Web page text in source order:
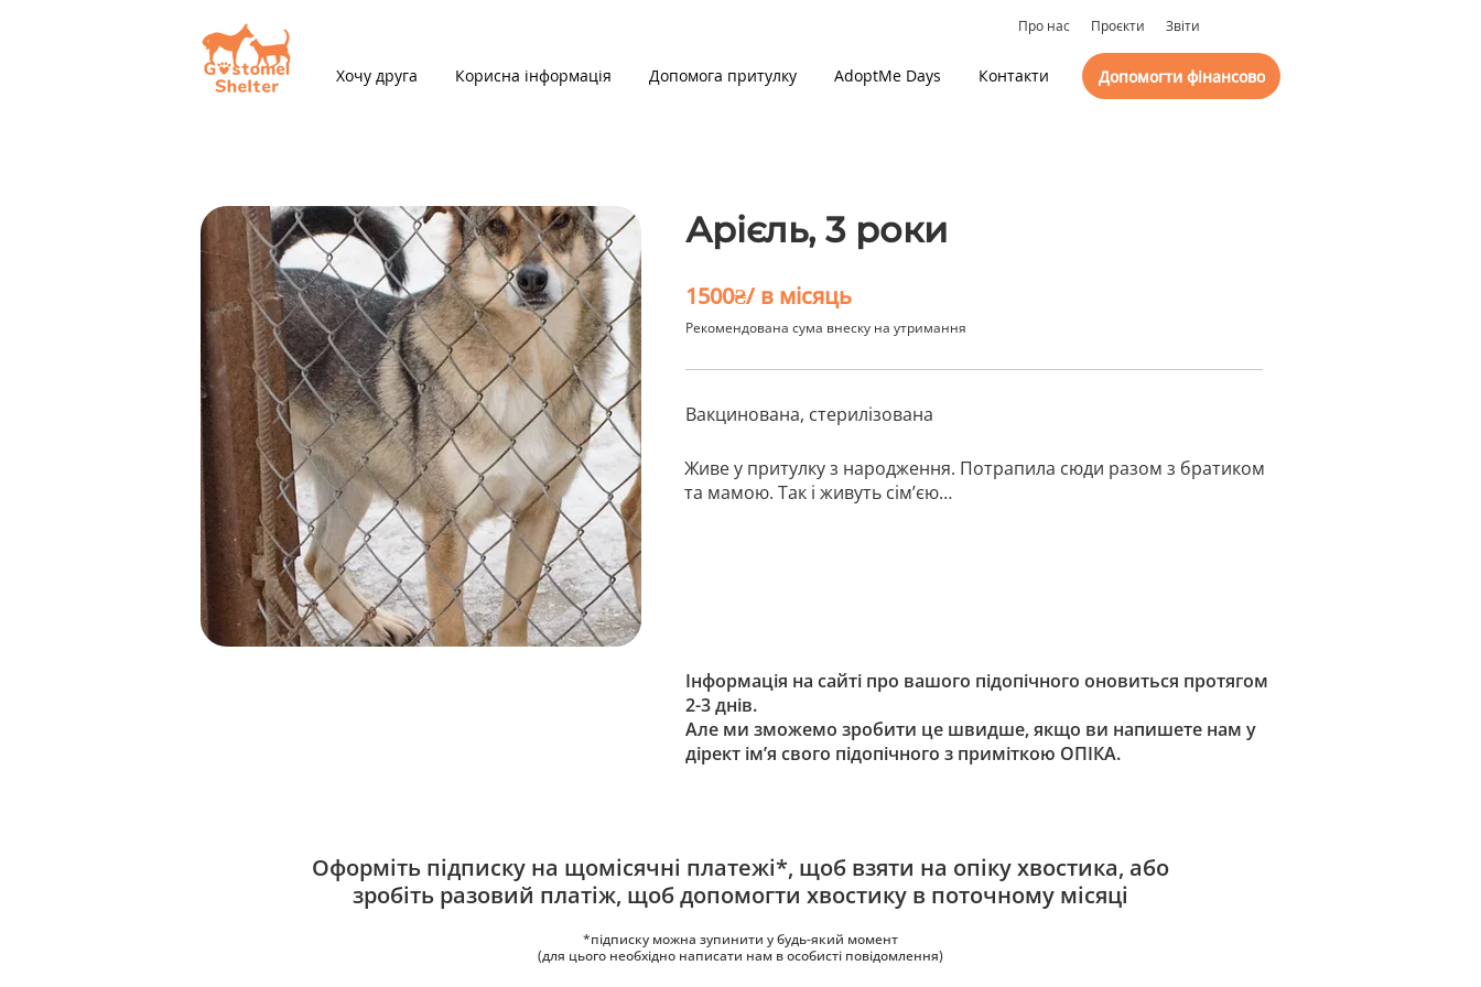
Про нас Проєкти Звіти
Хочу друга Корисна інформація Допомога притулку AdoptMe Days Контакти Допомогти фінансово
Арієль, 3 роки
1500₴/ в місяць
Рекомендована сума внеску на утримання
Вакцинована, стерилізована
Інформація на сайті про вашого підопічного оновиться протягом
2-3 днів.
Але ми зможемо зробити це швидше, якщо ви напишете нам у
дірект ім’я свого підопічного з приміткою ОПІКА.
Живе у притулку з народження. Потрапила сюди разом з братиком
та мамою. Так і живуть сімʼєю…
Оформіть підписку на щомісячні платежі*, щоб взяти на опіку хвостика, або
зробіть разовий платіж, щоб допомогти хвостику в поточному місяці
*підписку можна зупинити у будь-який момент
(для цього необхідно написати нам в особисті повідомлення)